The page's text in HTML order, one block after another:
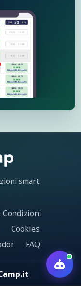
smart.
Condizioni
Cookies
FAQ